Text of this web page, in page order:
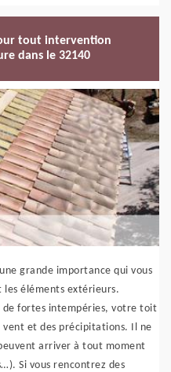
tout intervention
dans le 32140
grande importance qui vous
éléments extérieurs.
de fortes intempéries, votre toit
et des précipitations. Il ne
arriver à tout moment
Si vous rencontrez des